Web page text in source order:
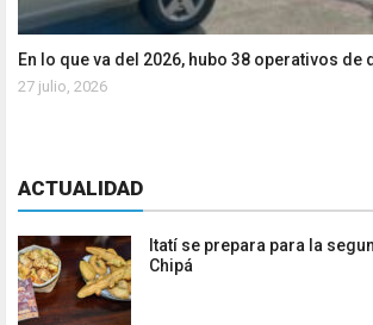
En lo que va del 2026, hubo 38 operativos de
27 julio, 2026
ACTUALIDAD
Itatí se prepara para la
Chipá